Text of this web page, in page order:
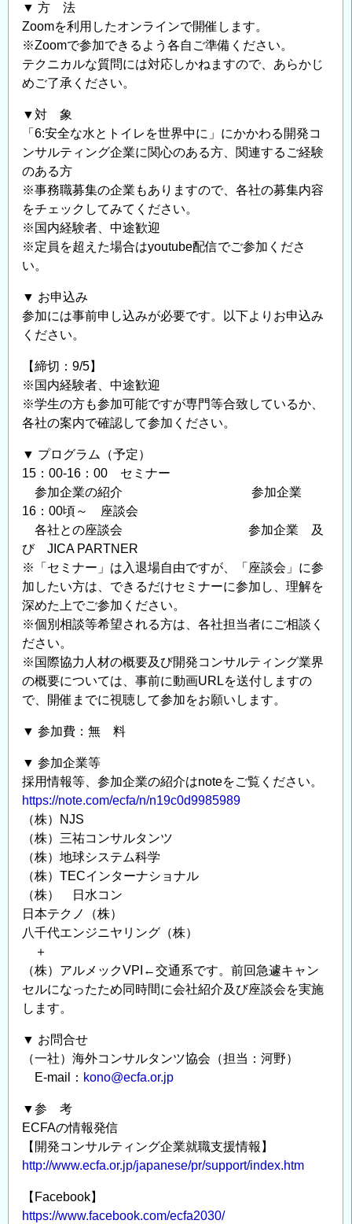
術
協
力
へ
の
適
用
～」
の
▼ 方 法
Zoomを利用したオンラインで開催します。
※Zoomで参加できるよう各自ご準備ください。
テクニカルな質問には対応しかねますので、あらかじ
めご了承ください。
▼対 象
「6:安全な水とトイレを世界中に」にかかわる開発コ
ンサルティング企業に関心のある方、関連するご経験
のある方
※事務職募集の企業もありますので、各社の募集内容
をチェックしてみてください。
※国内経験者、中途歓迎
※定員を超えた場合はyoutube配信でご参加くださ
い。
▼ お申込み
参加には事前申し込みが必要です。以下よりお申込み
ください。
【締切：9/5】
※国内経験者、中途歓迎
※学生の方も参加可能ですが専門等合致しているか、
各社の案内で確認して参加ください。
▼ プログラム（予定）
15：00-16：00 セミナー
参加企業の紹介 参加企業
16：00頃～ 座談会
各社との座談会 参加企業 及
び JICA PARTNER
※「セミナー」は入退場自由ですが、「座談会」に参
加したい方は、できるだけセミナーに参加し、理解を
深めた上でご参加ください。
※個別相談等希望される方は、各社担当者にご相談く
ださい。
※国際協力人材の概要及び開発コンサルティング業界
の概要については、事前に動画URLを送付しますの
で、開催までに視聴して参加をお願いします。
▼ 参加費：無 料
▼ 参加企業等
採用情報等、参加企業の紹介はnoteをご覧ください。
https://note.com/ecfa/n/n19c0d9985989
（株）NJS
（株）三祐コンサルタンツ
（株）地球システム科学
（株）TECインターナショナル
（株） 日水コン
日本テクノ（株）
八千代エンジニヤリング（株）
＋
（株）アルメックVPI←交通系です。前回急遽キャン
セルになったため同時間に会社紹介及び座談会を実施
します。
▼ お問合せ
（一社）海外コンサルタンツ協会（担当：河野）
E-mail： kono@ecfa.or.jp
▼参 考
ECFAの情報発信
【開発コンサルティング企業就職支援情報】
http://www.ecfa.or.jp/japanese/pr/support/index.htm
【Facebook】
https://www.facebook.com/ecfa2030/